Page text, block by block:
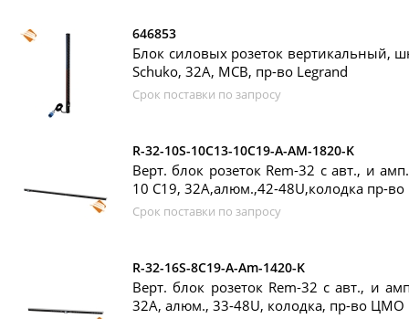
646853
Блок силовых розеток вертикальный,
Schuko, 32А, MCB, пр-во Legrand
Срок поставки по запросу
R-32-10S-10C13-10C19-A-AM-1820-K
Верт. блок розеток Rem-32 с авт., и
10 C19, 32А,алюм.,42-48U,колодка пр-
Срок поставки по запросу
R-32-16S-8C19-A-Am-1420-K
Верт. блок розеток Rem-32 с авт., и
32А, алюм., 33-48U, колодка, пр-во ЦМО